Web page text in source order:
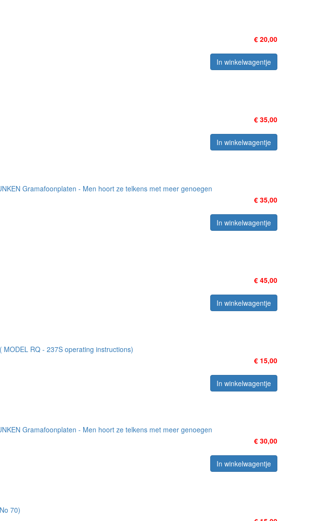
€ 20,00
In winkelwagentje
€ 35,00
In winkelwagentje
Gramafoonplaten - Men hoort ze telkens met meer genoegen
€ 35,00
In winkelwagentje
€ 45,00
In winkelwagentje
RQ - 237S operating instructions)
€ 15,00
In winkelwagentje
Gramafoonplaten - Men hoort ze telkens met meer genoegen
€ 30,00
In winkelwagentje
70)